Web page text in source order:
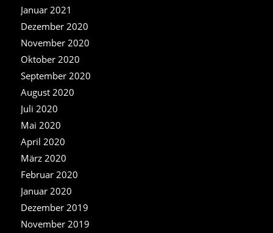
Januar 2021
Dezember 2020
November 2020
Oktober 2020
September 2020
August 2020
Juli 2020
Mai 2020
April 2020
März 2020
Februar 2020
Januar 2020
Dezember 2019
November 2019